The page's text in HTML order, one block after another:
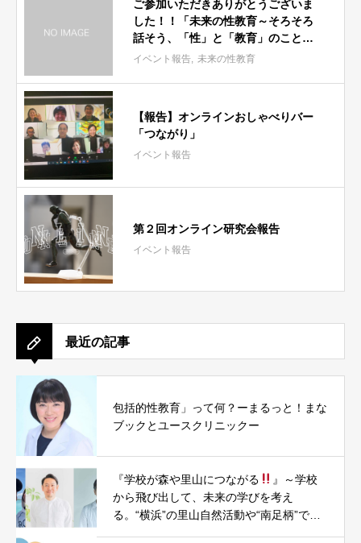
ご参加いただきありがとうございま
した！！「未来の性教育～そろそろ
話そう、「性」と「教育」のこと
～」参加者の方々からのコメントを
イベント報告 未来の性教育
【報告】オンラインおしゃべりバー
「つながり」
イベント報告
第２回オンライン研究会報告
イベント報告
最近の記事
包括的性教育」って何？ーまるっと！まな
ブックとユースクリニックー
『学校が森や里山につながる
』～学校
から飛び出して、未来の学びを考え
る。“横浜”の里山自然活動や“南足柄”での